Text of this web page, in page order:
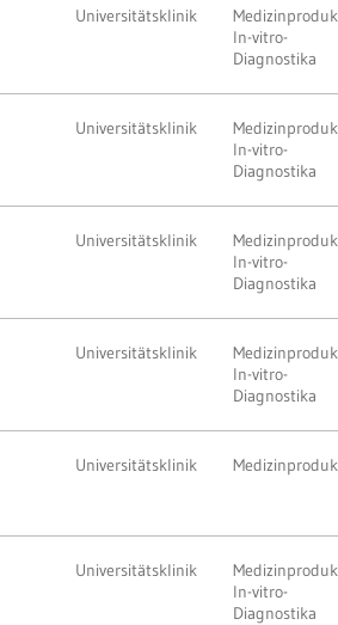
Universitätsklinik
In-vitro-
Diagnostika
Universitätsklinik
In-vitro-
Diagnostika
Universitätsklinik
In-vitro-
Diagnostika
Universitätsklinik
In-vitro-
Diagnostika
Universitätsklinik
Universitätsklinik
In-vitro-
Diagnostika